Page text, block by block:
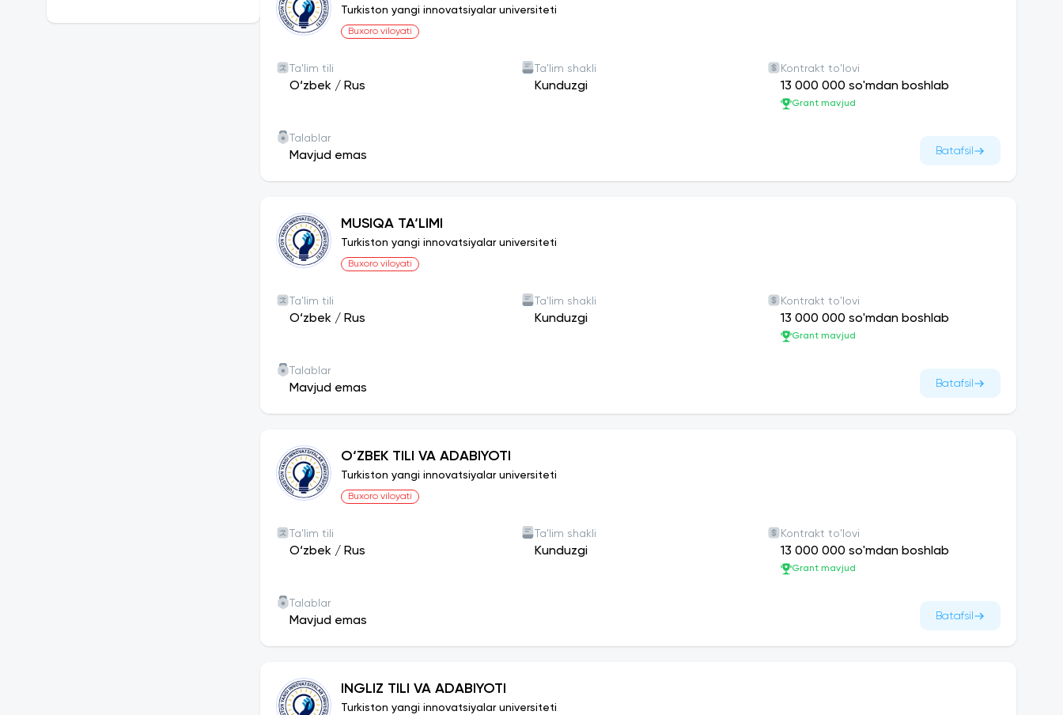
Turkiston yangi innovatsiyalar universiteti
Buxoro viloyati
Ta'lim tili
O‘zbek / Rus
Ta'lim shakli
Kunduzgi
Kontrakt to'lovi
13 000 000 so'mdan boshlab
Grant mavjud
Talablar
Mavjud emas Batafsil
MUSIQA TA‘LIMI
Turkiston yangi innovatsiyalar universiteti
Buxoro viloyati
Ta'lim tili
O‘zbek / Rus
Ta'lim shakli
Kunduzgi
Kontrakt to'lovi
13 000 000 so'mdan boshlab
Grant mavjud
Talablar
Mavjud emas Batafsil
O‘ZBEK TILI VA ADABIYOTI
Turkiston yangi innovatsiyalar universiteti
Buxoro viloyati
Ta'lim tili
O‘zbek / Rus
Ta'lim shakli
Kunduzgi
Kontrakt to'lovi
13 000 000 so'mdan boshlab
Grant mavjud
Talablar
Mavjud emas Batafsil
INGLIZ TILI VA ADABIYOTI
Turkiston yangi innovatsiyalar universiteti